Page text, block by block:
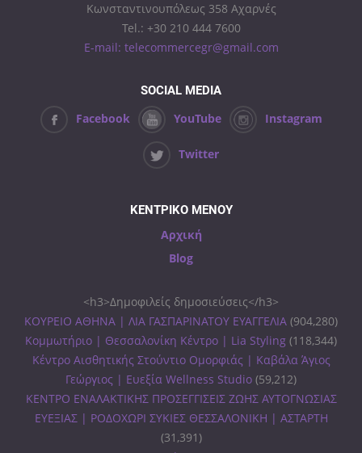
Κωνσταντινουπόλεως 358 Αχαρνές
Tel.: +30 210 444 7600
E-mail: telecommercegr@gmail.com
SOCIAL MEDIA
Facebook YouTube Instagram
Twitter
ΚΕΝΤΡΙΚΟ ΜΕΝΟΥ
Αρχική
Blog
<h3>Δημοφιλείς δημοσιεύσεις</h3>
ΚΟΥΡΕΙΟ ΑΘΗΝΑ | ΛΙΑ ΓΑΣΠΑΡΙΝΑΤΟΥ ΕΥΑΓΓΕΛΙΑ (904,280)
Κομμωτήριο | Θεσσαλονίκη Κέντρο | Lia Styling (118,344)
Κέντρο Αισθητικής Στούντιο Ομορφιάς | Καβάλα Άγιος
Γεώργιος | Ευεξία Wellness Studio (59,212)
ΚΕΝΤΡΟ ΕΝΑΛΑΚΤΙΚΗΣ ΠΡΟΣΕΓΓΙΣΕΙΣ ΖΩΗΣ ΑΥΤΟΓΝΩΣΙΑΣ
ΕΥΕΞΙΑΣ | ΡΟΔΟΧΩΡΙ ΣΥΚΙΕΣ ΘΕΣΣΑΛΟΝΙΚΗ | ΑΣΤΑΡΤΗ
(31,391)